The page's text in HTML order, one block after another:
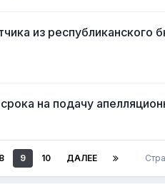
из
на подачу
8 9 10 ДАЛЕЕ